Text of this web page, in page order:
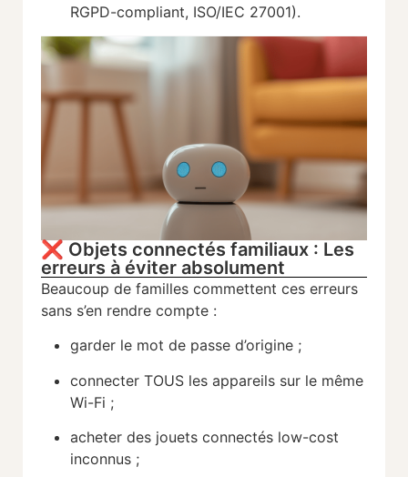
RGPD-compliant, ISO/IEC 27001).
❌ Objets connectés familiaux : Les
erreurs à éviter absolument
Beaucoup de familles commettent ces erreurs
sans s’en rendre compte :
garder le mot de passe d’origine ;
connecter TOUS les appareils sur le même
Wi-Fi ;
acheter des jouets connectés low-cost
inconnus ;